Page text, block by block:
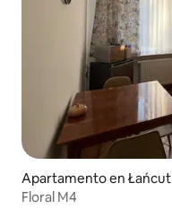
Apartamento en Łańcut
Floral M4